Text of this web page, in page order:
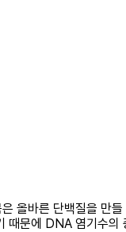
올바른 단백질을 만
문에 DNA 염기수